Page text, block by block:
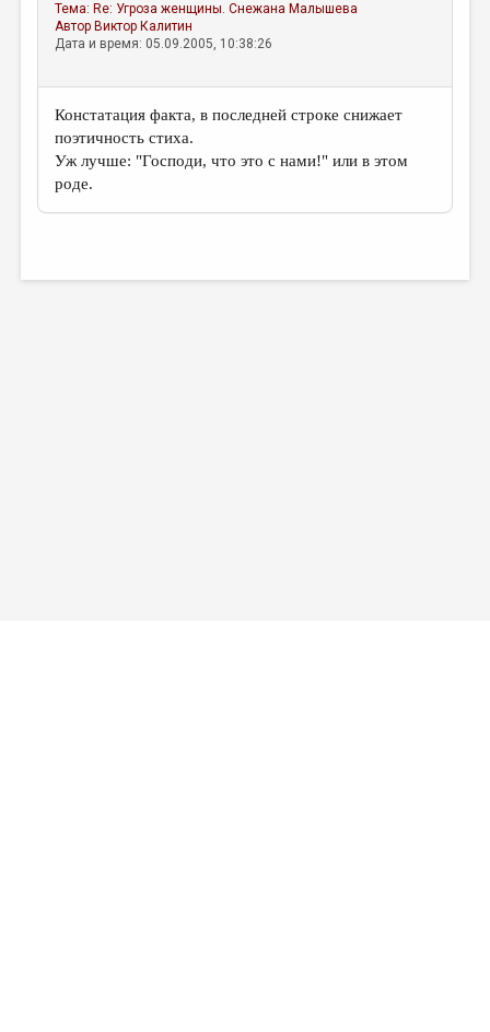
ОТ РЕДАКЦИИ
ЛИТЕРАТУРОВЕДЕНИЕ
КУЛЬТУРОВЕДЕНИЕ
ПУБЛИЦИСТИКА
Тема: Re: Угроза женщины. Снежана Малышева
Автор Виктор Калитин
Дата и время: 05.09.2005, 10:38:26
Констатация факта, в последней строке снижает
поэтичность стиха.
Уж лучше: "Господи, что это с нами!" или в этом
роде.